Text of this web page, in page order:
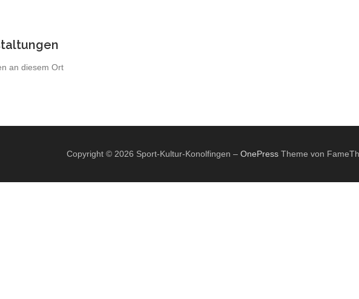
an diesem Ort
Copyright © 2026 Sport-Kultur-Konolfingen – OnePressTheme von